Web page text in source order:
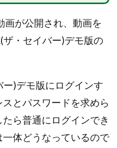
画が公開され、動画を
ザ・セイバー)デモ版の
ー)デモ版にログインす
とパスワードを求めら
ら普通にログインでき
体どうなっているので